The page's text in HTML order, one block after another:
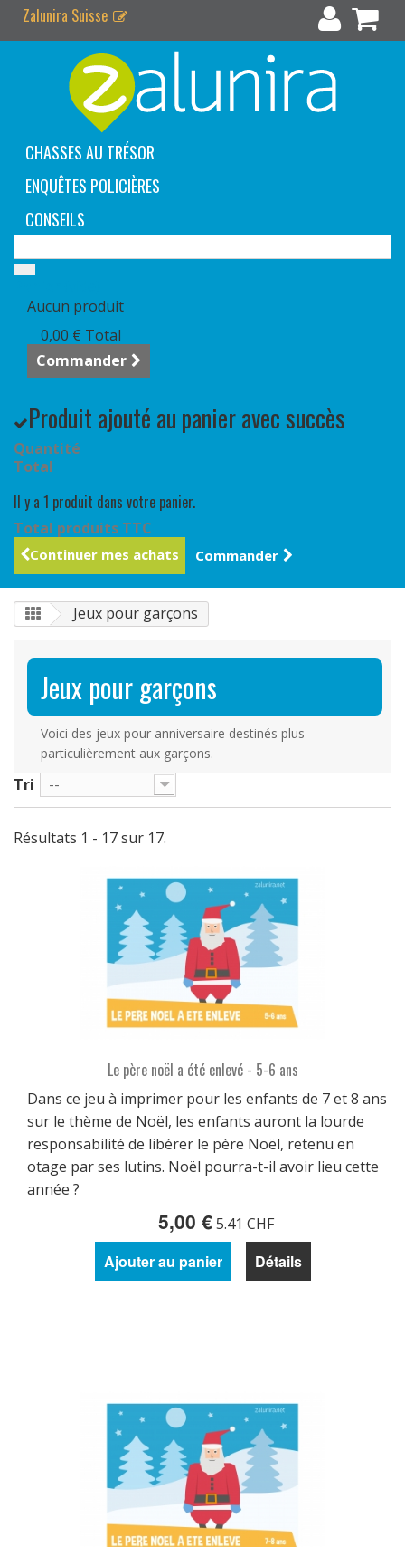
Zalunira Suisse
CHASSES AU TRÉSOR
ENQUÊTES POLICIÈRES
CONSEILS
Aucun produit
0,00 € Total
Commander
Produit ajouté au panier avec succès
Quantité
Total
Il y a 1 produit dans votre panier.
Total produits TTC
Continuer mes achats Commander
Jeux pour garçons
Jeux pour garçons
Voici des jeux pour anniversaire destinés plus
particulièrement aux garçons.
Tri --
Résultats 1 - 17 sur 17.
Le père noël a été enlevé - 5-6 ans
Dans ce jeu à imprimer pour les enfants de 7 et 8 ans
sur le thème de Noël, les enfants auront la lourde
responsabilité de libérer le père Noël, retenu en
otage par ses lutins. Noël pourra-t-il avoir lieu cette
année ?
5,00 €5.41 CHF
Ajouter au panier Détails